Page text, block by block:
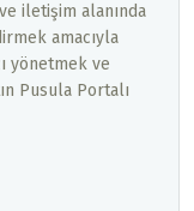
iletişim alanında
amacıyla
yönetmek ve
Pusula Portalı